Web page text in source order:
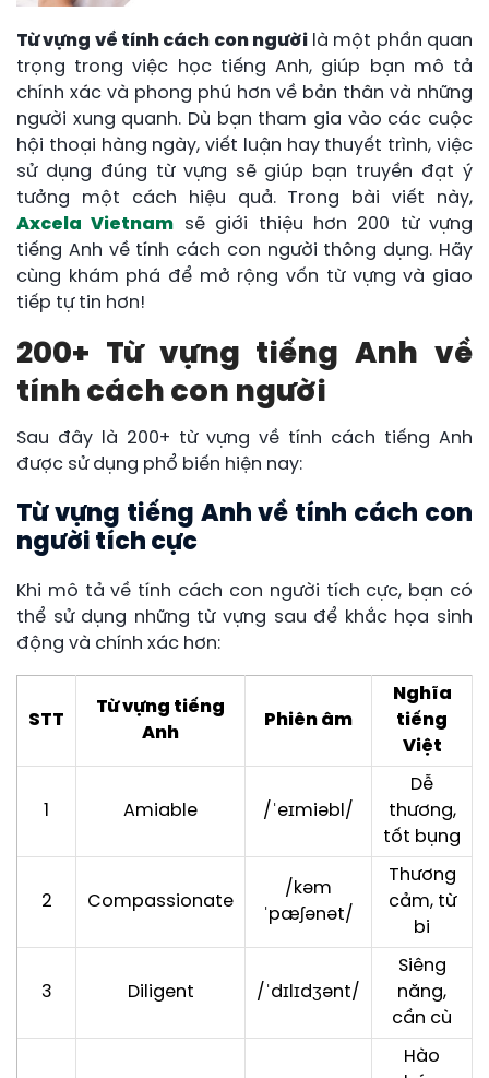
Từ vựng về tính cách con ngườilà một phần quan
trọng trong việc học tiếng Anh, giúp bạn mô tả
chính xác và phong phú hơn về bản thân và những
người xung quanh. Dù bạn tham gia vào các cuộc
hội thoại hàng ngày, viết luận hay thuyết trình, việc
sử dụng đúng từ vựng sẽ giúp bạn truyền đạt ý
tưởng một cách hiệu quả. Trong bài viết này,
Axcela Vietnam sẽ giới thiệu hơn 200 từ vựng
tiếng Anh về tính cách con người thông dụng. Hãy
cùng khám phá để mở rộng vốn từ vựng và giao
tiếp tự tin hơn!
200+ Từ vựng tiếng Anh về
tính cách con người
Sau đây là 200+ từ vựng về tính cách tiếng Anh
được sử dụng phổ biến hiện nay:
Từ vựng tiếng Anh về tính cách con
người tích cực
Khi mô tả về tính cách con người tích cực, bạn có
thể sử dụng những từ vựng sau để khắc họa sinh
động và chính xác hơn:
STT
Từ vựng tiếng
Anh
Phiên âm
Nghĩa
tiếng
Việt
1 Amiable /ˈeɪmiəbl/
Dễ
thương,
tốt bụng
2 Compassionate
/kəm
ˈpæʃənət/
Thương
cảm, từ
bi
3 Diligent /ˈdɪlɪdʒənt/
Siêng
năng,
cần cù
Hào